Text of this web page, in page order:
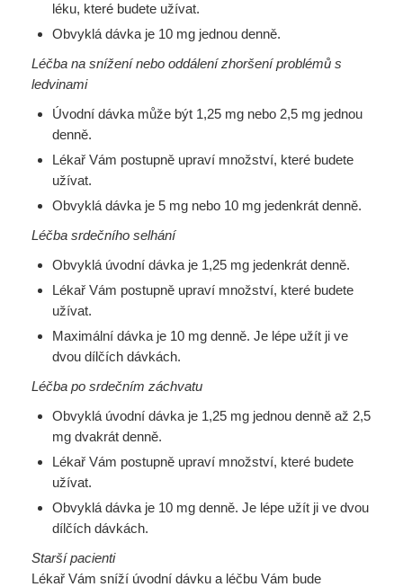
léku, které budete užívat.
Obvyklá dávka je 10 mg jednou denně.
Léčba na snížení nebo oddálení zhoršení problémů s
ledvinami
Úvodní dávka může být 1,25 mg nebo 2,5 mg jednou
denně.
Lékař Vám postupně upraví množství, které budete
užívat.
Obvyklá dávka je 5 mg nebo 10 mg jedenkrát denně.
Léčba srdečního selhání
Obvyklá úvodní dávka je 1,25 mg jedenkrát denně.
Lékař Vám postupně upraví množství, které budete
užívat.
Maximální dávka je 10 mg denně. Je lépe užít ji ve
dvou dílčích dávkách.
Léčba po srdečním záchvatu
Obvyklá úvodní dávka je 1,25 mg jednou denně až 2,5
mg dvakrát denně.
Lékař Vám postupně upraví množství, které budete
užívat.
Obvyklá dávka je 10 mg denně. Je lépe užít ji ve dvou
dílčích dávkách.
Starší pacienti
Lékař Vám sníží úvodní dávku a léčbu Vám bude